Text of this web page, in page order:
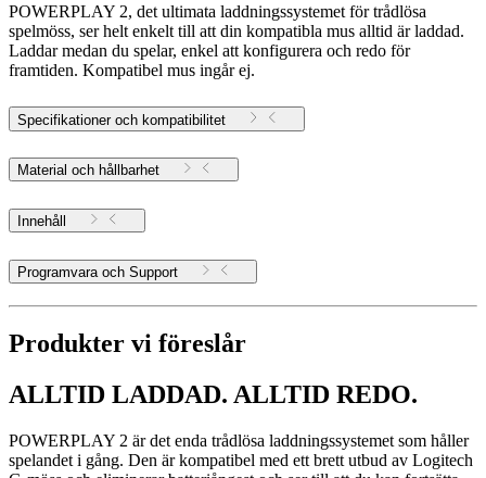
POWERPLAY 2, det ultimata laddningssystemet för trådlösa
spelmöss, ser helt enkelt till att din kompatibla mus alltid är laddad.
Laddar medan du spelar, enkel att konfigurera och redo för
framtiden. Kompatibel mus ingår ej.
Specifikationer och kompatibilitet
Material och hållbarhet
Innehåll
Programvara och Support
Produkter vi föreslår
ALLTID LADDAD. ALLTID REDO.
POWERPLAY 2 är det enda trådlösa laddningssystemet som håller
spelandet i gång. Den är kompatibel med ett brett utbud av Logitech